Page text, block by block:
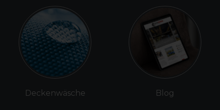
Deckenwäsche Blog